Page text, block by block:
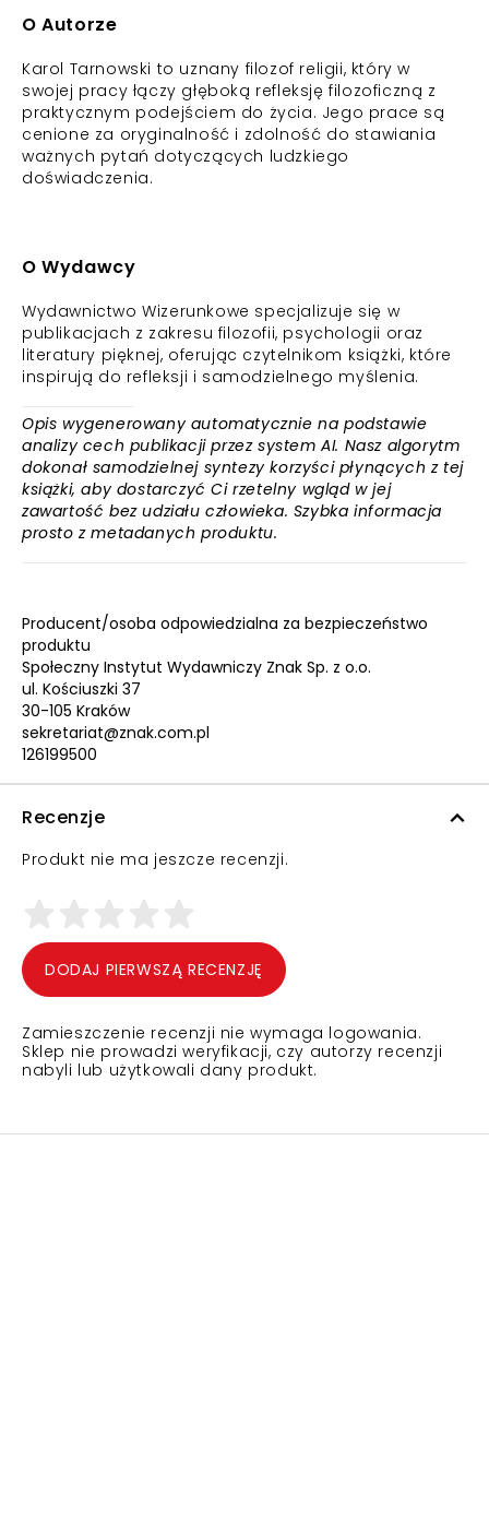
O Autorze
Karol Tarnowski to uznany filozof religii, który w
swojej pracy łączy głęboką refleksję filozoficzną z
praktycznym podejściem do życia. Jego prace są
cenione za oryginalność i zdolność do stawiania
ważnych pytań dotyczących ludzkiego
doświadczenia.
O Wydawcy
Wydawnictwo Wizerunkowe specjalizuje się w
publikacjach z zakresu filozofii, psychologii oraz
literatury pięknej, oferując czytelnikom książki, które
inspirują do refleksji i samodzielnego myślenia.
Opis wygenerowany automatycznie na podstawie
analizy cech publikacji przez system AI. Nasz algorytm
dokonał samodzielnej syntezy korzyści płynących z tej
książki, aby dostarczyć Ci rzetelny wgląd w jej
zawartość bez udziału człowieka. Szybka informacja
prosto z metadanych produktu.
Producent/osoba odpowiedzialna za bezpieczeństwo
produktu
Społeczny Instytut Wydawniczy Znak Sp. z o.o.
ul. Kościuszki 37
30-105 Kraków
sekretariat@znak.com.pl
126199500
Recenzje
Produkt nie ma jeszcze recenzji.
DODAJ PIERWSZĄ RECENZJĘ
Zamieszczenie recenzji nie wymaga logowania.
Sklep nie prowadzi weryfikacji, czy autorzy recenzji
nabyli lub użytkowali dany produkt.